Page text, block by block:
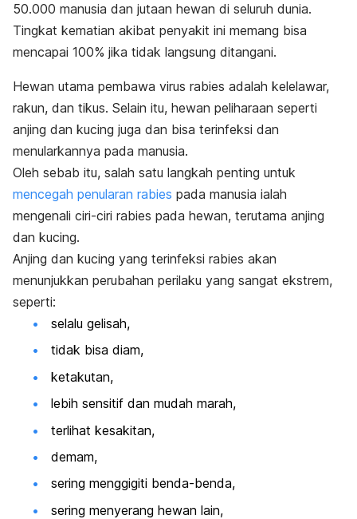
50.000 manusia dan jutaan hewan di seluruh dunia.
Tingkat kematian akibat penyakit ini memang bisa
mencapai 100% jika tidak langsung ditangani.
Hewan utama pembawa virus rabies adalah kelelawar,
rakun, dan tikus. Selain itu, hewan peliharaan seperti
anjing dan kucing juga dan bisa terinfeksi dan
menularkannya pada manusia.
Oleh sebab itu, salah satu langkah penting untuk
mencegah penularan rabies pada manusia ialah
mengenali ciri-ciri rabies pada hewan, terutama anjing
dan kucing.
Anjing dan kucing yang terinfeksi rabies akan
menunjukkan perubahan perilaku yang sangat ekstrem,
seperti:
selalu gelisah,
tidak bisa diam,
ketakutan,
lebih sensitif dan mudah marah,
terlihat kesakitan,
demam,
sering menggigiti benda-benda,
sering menyerang hewan lain,